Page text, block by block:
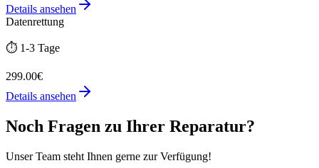
Details ansehen
Datenrettung
⏱️ 1-3 Tage
299.00€
Details ansehen
Noch Fragen zu Ihrer Reparatur?
Unser Team steht Ihnen gerne zur Verfügung!